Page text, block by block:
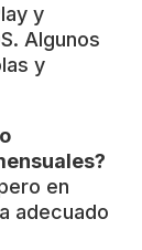
y
Algunos
y
en
adecuado